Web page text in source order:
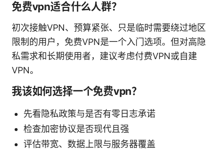
免费vpn适合什么人群？
初次接触VPN、预算紧张、只是临时需要绕过地区
限制的用户，免费VPN是一个入门选项。但对高隐
私需求和长期使用者，建议考虑付费VPN或自建
VPN。
我该如何选择一个免费vpn？
先看隐私政策与是否有零日志承诺
检查加密协议是否现代且强
评估带宽、数据上限与服务器覆盖